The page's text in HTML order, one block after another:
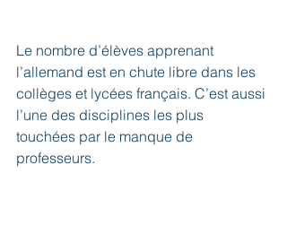
Le nombre d’élèves apprenant
l’allemand est en chute libre dans les
collèges et lycées français. C’est aussi
l’une des disciplines les plus
touchées par le manque de
professeurs.